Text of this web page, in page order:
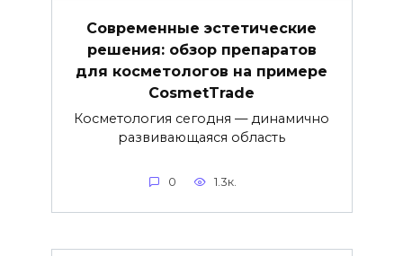
Современные эстетические
решения: обзор препаратов
для косметологов на примере
CosmetTrade
Косметология сегодня — динамично
развивающаяся область
0 1.3к.